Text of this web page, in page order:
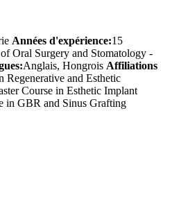
Années d'expérience:15
Oral Surgery and Stomatology -
Anglais, Hongrois Affiliations
Regenerative and Esthetic
Course in Esthetic Implant
in GBR and Sinus Grafting